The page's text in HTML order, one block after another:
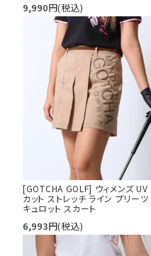
9,990円(税込)
[GOTCHA GOLF] ウィメンズ UV
カット ストレッチ ライン プリーツ
キュロット スカート
6,993円(税込)